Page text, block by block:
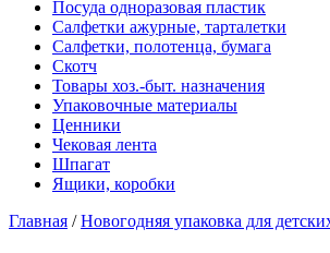
Посуда одноразовая пластик
Салфетки ажурные, тарталетки
Салфетки, полотенца, бумага
Скотч
Товары хоз.-быт. назначения
Упаковочные материалы
Ценники
Чековая лента
Шпагат
Ящики, коробки
Главная /Новогодняя упаковка для